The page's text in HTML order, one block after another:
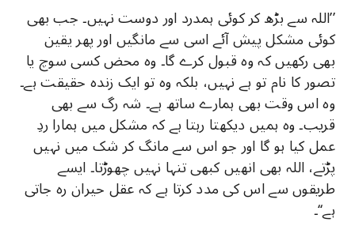
’’اللہ سے بڑھ کر کوئی ہمدرد اور دوست نہیں۔ جب بھی
کوئی مشکل پیش آئے اسی سے مانگیں اور پھر یقین
بھی رکھیں کہ وہ قبول کرے گا۔ وہ محض کسی سوچ یا
تصور کا نام تو ہے نہیں، بلکہ وہ تو ایک زندہ حقیقت ہے۔
وہ اس وقت بھی ہمارے ساتھ ہے۔ شہ رگ سے بھی
قریب۔ وہ ہمیں دیکھتا رہتا ہے کہ مشکل میں ہمارا ردِ
عمل کیا ہو گا اور جو اس سے مانگ کر شک میں نہیں
پڑتے، اللہ بھی انھیں کبھی تنہا نہیں چھوڑتا۔ ایسے
طریقوں سے اس کی مدد کرتا ہے کہ عقل حیران رہ جاتی
ہے‘‘۔